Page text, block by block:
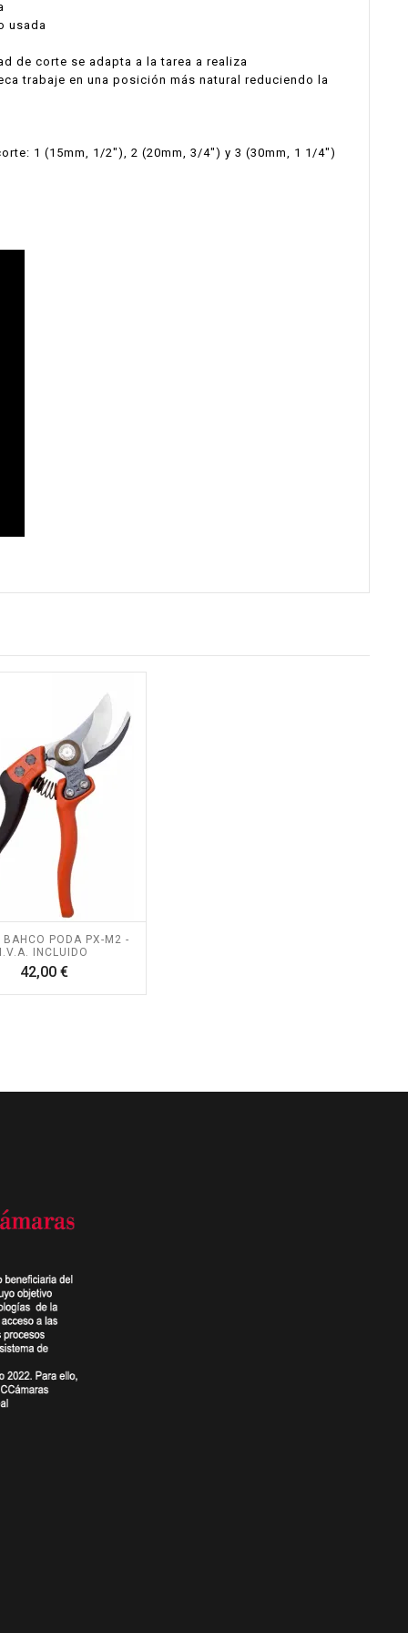
usada
de corte se adapta a la tarea a realiza
trabaje en una posición más natural reduciendo la
1 (15mm, 1/2"), 2 (20mm, 3/4") y 3 (30mm, 1 1/4")
PODA PX-M2 -
I.V.A. INCLUIDO
42,00 €Precio